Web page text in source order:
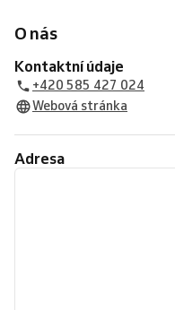
O nás
Kontaktní údaje
+420 585 427 024
Webová stránka
Adresa